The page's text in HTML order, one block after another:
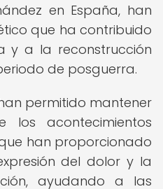
en España, han
que ha contribuido
y a la reconstrucción
de posguerra.
permitido mantener
acontecimientos
han proporcionado
del dolor y la
ayudando a las